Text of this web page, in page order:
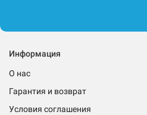
Информация
О нас
Гарантия и возврат
Условия соглашения